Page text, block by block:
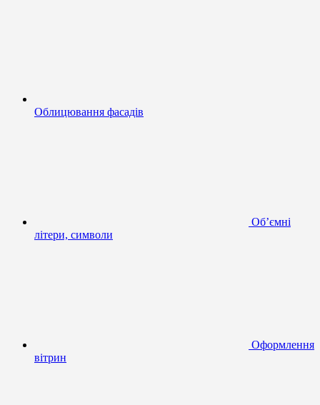
Облицювання фасадів
Об’ємні
літери, символи
Оформлення
вітрин